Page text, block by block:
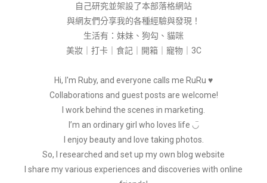
自己研究並架設了本部落格網站
與網友們分享我的各種經驗與發現！
生活有：妹妹、狗勾、貓咪
美妝｜打卡｜食記｜開箱｜寵物｜3C
Hi, I'm Ruby, and everyone calls me RuRu ♥
Collaborations and guest posts are welcome!
I work behind the scenes in marketing.
I’m an ordinary girl who loves life ◡̈
I enjoy beauty and love taking photos.
So, I researched and set up my own blog website
I share my various experiences and discoveries with online